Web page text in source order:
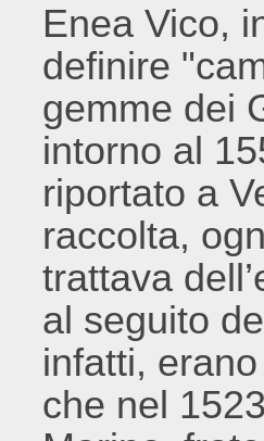
Enea Vico,
definire
gemme dei
intorno al
riportato a
raccolta,
trattava
al seguito
infatti,
che nel